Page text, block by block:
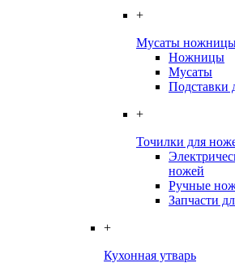
+
Мусаты ножницы
Ножницы
Мусаты
Подставки
+
Точилки для
ножей
Ручные
Запчасти
+
Кухонная утварь